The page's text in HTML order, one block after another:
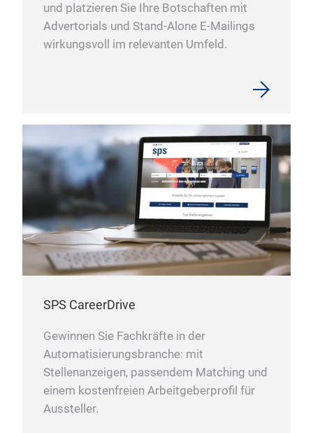
und platzieren Sie Ihre Botschaften mit
Advertorials und Stand-Alone E-Mailings
wirkungsvoll im relevanten Umfeld.
SPS CareerDrive
Gewinnen Sie Fachkräfte in der
Automatisierungsbranche: mit
Stellenanzeigen, passendem Matching und
einem kostenfreien Arbeitgeberprofil für
Aussteller.